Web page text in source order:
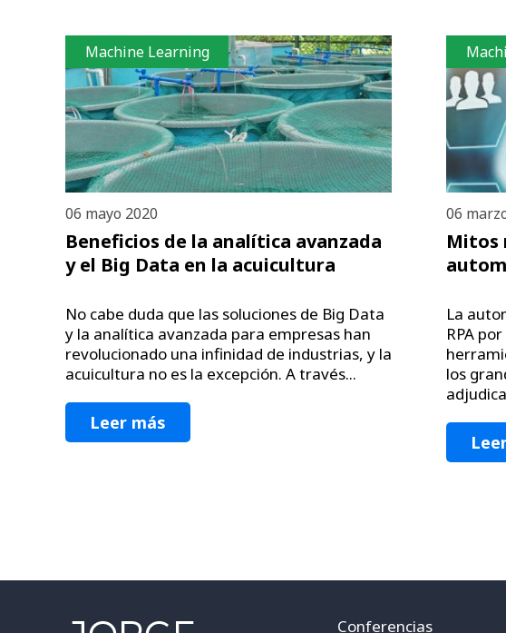
Machine Learning
06 mayo 2020
Beneficios de la analítica avanzada
y el Big Data en la acuicultura
No cabe duda que las soluciones de Big Data
y la analítica avanzada para empresas han
revolucionado una infinidad de industrias, y la
acuicultura no es la excepción. A través...
Leer más
06
Mitos
La
RPA
los
Conferencias